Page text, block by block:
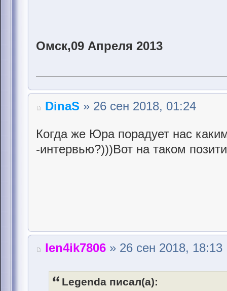
Омск,09 Апреля 2013
DinaS » 26 сен 2018, 01:24
Когда же Юра порадует нас
-интервью?)))Вот на таком
len4ik7806 » 26 сен 2018, 18:13
Legenda писал(а):